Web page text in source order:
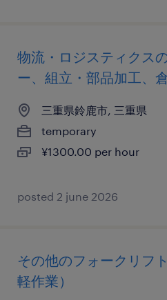
物流・ロジスティクス
ー、組立・部品加工、
三重県鈴鹿市, 三重県
temporary
¥1300.00 per hour
posted 2 june 2026
その他のフォークリフ
軽作業）